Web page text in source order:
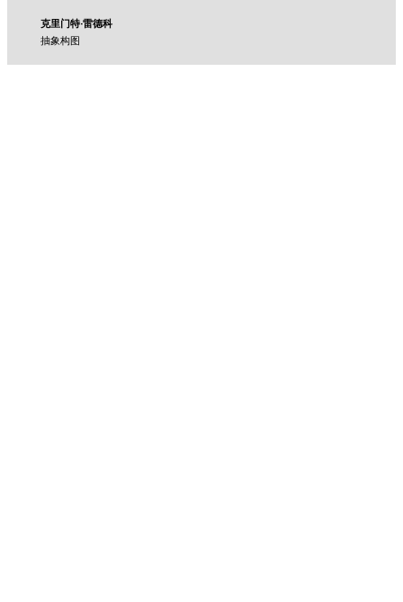
克里门特·雷德科
抽象构图